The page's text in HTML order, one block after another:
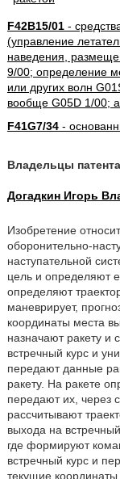
F42B15/01-
(управление
наведения,
9/00; определение
или других волн
вообще G05D 1/00;
F41G7/34-
Владельцы
Догадкин Игорь
Изобретение
оборонительно-
наступательной
цель и определяют
определяют
маневрирует,
координаты места
назначают ракету и
встречный курс и
передают данные
ракету. На ракете
передают их, через
рассчитывают
выхода на
где формируют
встречный курс и
текущие